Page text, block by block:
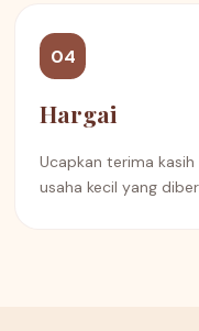
04
Hargai
Ucapkan terima
usaha kecil yang